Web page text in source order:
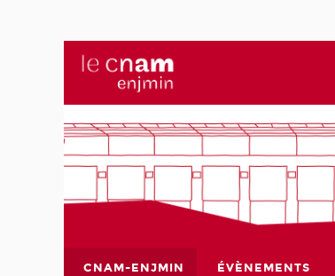
CNAM-ENJMIN ÉVÈNEMENTS